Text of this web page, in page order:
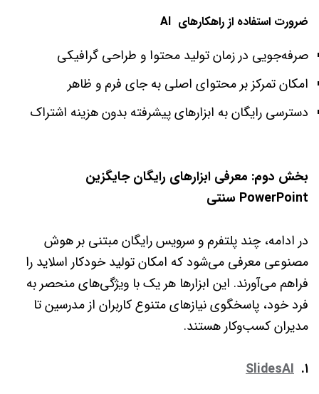
ضرورت استفاده از راهکارهای AI
صرفه‌جویی در زمان تولید محتوا و طراحی گرافیکی
امکان تمرکز بر محتوای اصلی به جای فرم و ظاهر
دسترسی رایگان به ابزارهای پیشرفته بدون هزینه اشتراک
بخش دوم: معرفی ابزارهای رایگان جایگزین
PowerPoint سنتی
در ادامه، چند پلتفرم و سرویس رایگان مبتنی بر هوش
مصنوعی معرفی می‌شود که امکان تولید خودکار اسلاید را
فراهم می‌آورند. این ابزارها هر یک با ویژگی‌های منحصر به
فرد خود، پاسخگوی نیازهای متنوع کاربران از مدرسین تا
مدیران کسب‌وکار هستند.
۱. SlidesAI